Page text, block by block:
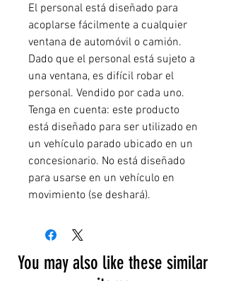
El personal está diseñado para
acoplarse fácilmente a cualquier
ventana de automóvil o camión.
Dado que el personal está sujeto a
una ventana, es difícil robar el
personal. Vendido por cada uno.
Tenga en cuenta: este producto
está diseñado para ser utilizado en
un vehículo parado ubicado en un
concesionario. No está diseñado
para usarse en un vehículo en
movimiento (se deshará).
You may also like these similar